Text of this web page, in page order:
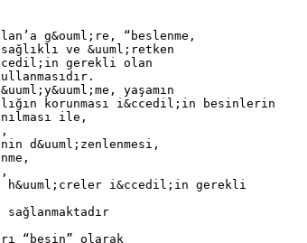
g&ouml;re, “beslenme,
ve &uuml;retken
gerekli olan
yaşamın
korunması i&ccedil;in besinlerin
ile,
d&uuml;zenlenmesi,
h&uuml;creler i&ccedil;in gerekli
sağlanmaktadır
“besin” olarak